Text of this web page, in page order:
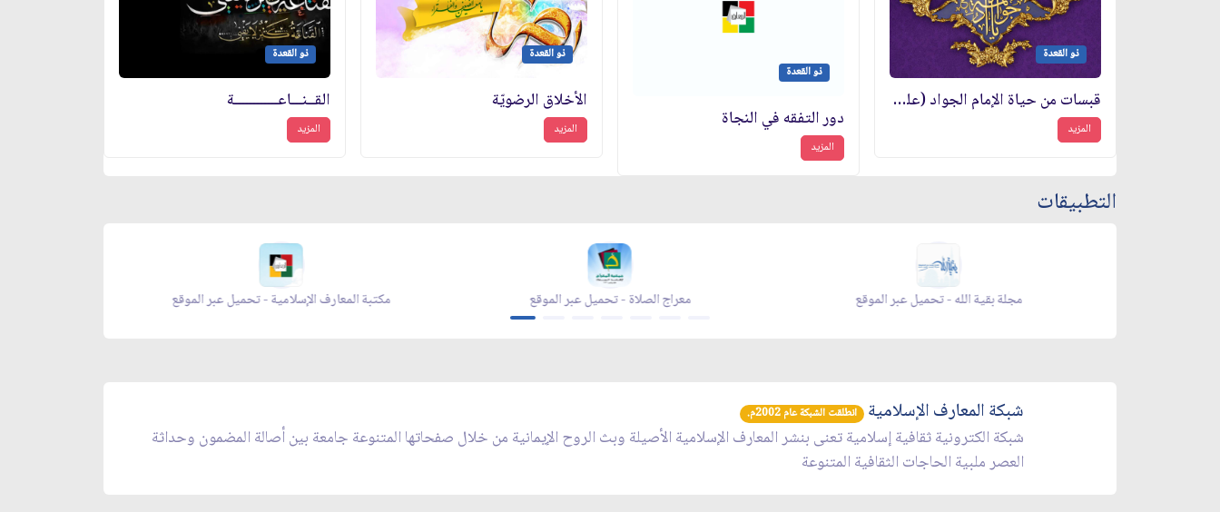
ذو القعدة
قبسات من حياة الإمام الجواد (عليه السلام)
المزيد
ذو القعدة
دور التفقه في النجاة
المزيد
ذو القعدة
الأخلاق الرضويّة
المزيد
ذو القعدة
القــنـــاعــــــــــــة
المزيد
التطبيقات
معراج الصلاة - تحميل عبر الموقع مجلة بقية الله - تحميل عبر الموقع زاد شهر رمضان - تحميل عبر الموقع
شبكة المعارف الإسلامية انطلقت الشبكة عام 2002م.
شبكة الكترونية ثقافية إسلامية تعنى بنشر المعارف الإسلامية الأصيلة وبث الروح الإيمانية من خلال صفحاتها المتنوعة جامعة بين أصالة المضمون وحداثة
العصر ملبية الحاجات الثقافية المتنوعة